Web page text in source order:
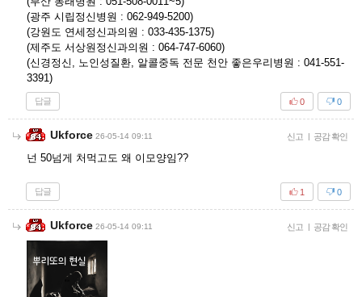
(광주 시립정신병원 : 062-949-5200)
(강원도 연세정신과의원 : 033-435-1375)
(제주도 서상원정신과의원 : 064-747-6060)
(신경정신, 노인성질환, 알콜중독 전문 천안 좋은우리병원 : 041-551-
3391)
답글 0
0
Ukforce 26-05-14 09:11 신고 | 공감 확인
넌 50넘게 처먹고도 왜 이모양임??
답글 0
1
Ukforce 26-05-14 09:11 신고 | 공감 확인